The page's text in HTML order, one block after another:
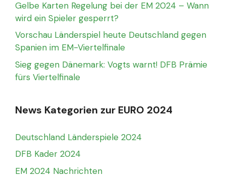
Gelbe Karten Regelung bei der EM 2024 – Wann
wird ein Spieler gesperrt?
Vorschau Länderspiel heute Deutschland gegen
Spanien im EM-Viertelfinale
Sieg gegen Dänemark: Vogts warnt! DFB Prämie
fürs Viertelfinale
News Kategorien zur EURO 2024
Deutschland Länderspiele 2024
DFB Kader 2024
EM 2024 Nachrichten